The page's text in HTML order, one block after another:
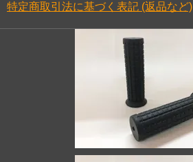
特定商取引法に基づく表記 (返品など)